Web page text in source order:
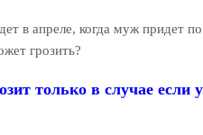
в апреле, когда муж придет по
грозить?
только в случае если у